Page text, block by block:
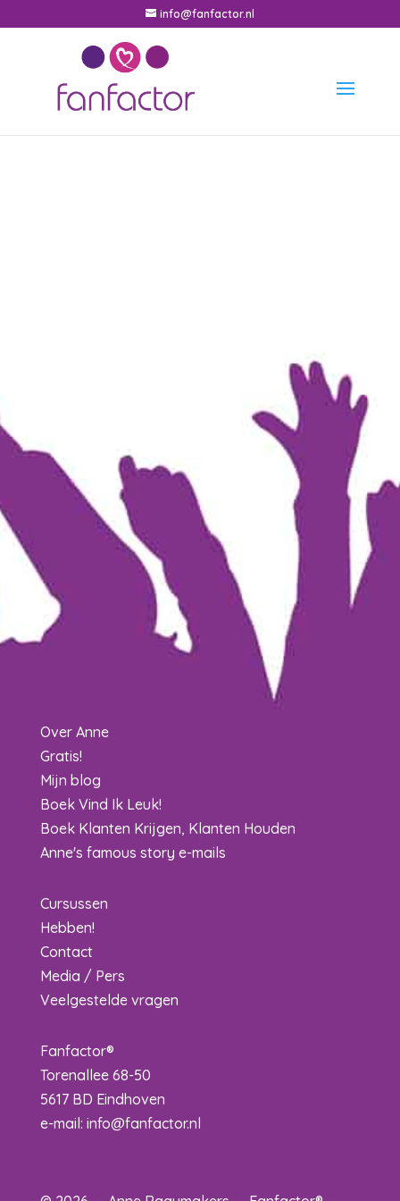
info@fanfactor.nl
Over Anne
Gratis!
Mijn blog
Boek Vind Ik Leuk!
Boek Klanten Krijgen, Klanten Houden
Anne's famous story e-mails
Cursussen
Hebben!
Contact
Media / Pers
Veelgestelde vragen
Fanfactor®
Torenallee 68-50
5617 BD Eindhoven
e-mail: info@fanfactor.nl